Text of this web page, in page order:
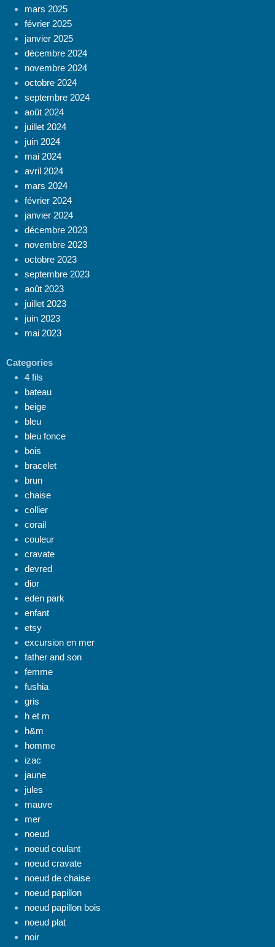
mars 2025
février 2025
janvier 2025
décembre 2024
novembre 2024
octobre 2024
septembre 2024
août 2024
juillet 2024
juin 2024
mai 2024
avril 2024
mars 2024
février 2024
janvier 2024
décembre 2023
novembre 2023
octobre 2023
septembre 2023
août 2023
juillet 2023
juin 2023
mai 2023
Categories
4 fils
bateau
beige
bleu
bleu fonce
bois
bracelet
brun
chaise
collier
corail
couleur
cravate
devred
dior
eden park
enfant
etsy
excursion en mer
father and son
femme
fushia
gris
h et m
h&m
homme
izac
jaune
jules
mauve
mer
noeud
noeud coulant
noeud cravate
noeud de chaise
noeud papillon
noeud papillon bois
noeud plat
noir